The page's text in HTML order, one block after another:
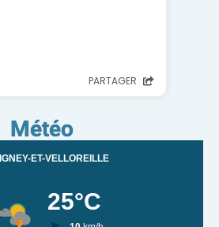
Météo